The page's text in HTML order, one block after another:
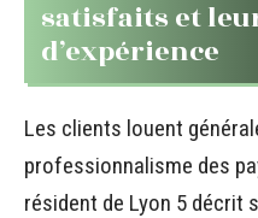
satisfaits et
d’expérience
Les clients louent
professionnalisme des
résident de Lyon 5 décrit